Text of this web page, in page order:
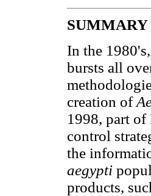
SUMMARY
In the
bursts all
creation of
1998, part
control
the
aegypti
products,